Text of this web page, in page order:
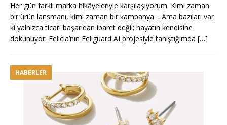
Her gün farklı marka hikâyeleriyle karşılaşıyorum. Kimi zaman
bir ürün lansmanı, kimi zaman bir kampanya… Ama bazıları var
ki yalnızca ticari başarıdan ibaret değil; hayatın kendisine
dokunuyor. Felicia’nın Feliguard AI projesiyle tanıştığımda […]
HABERLER